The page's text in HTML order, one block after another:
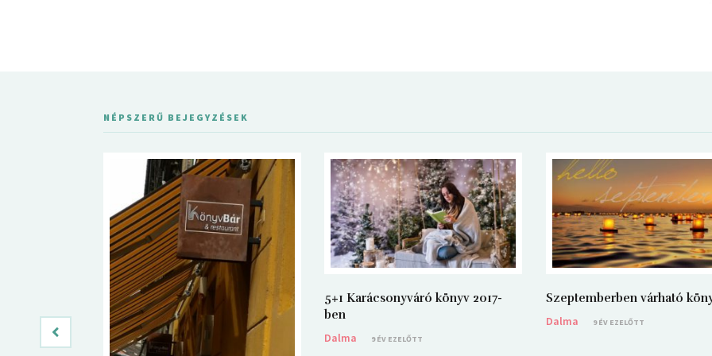
NÉPSZERŰ BEJEGYZÉSEK
5+1 Karácsonyváró könyv 2017-
ben
Dalma
9 ÉV EZELŐTT
Szeptemberben várható
Dalma
9 ÉV EZELŐTT